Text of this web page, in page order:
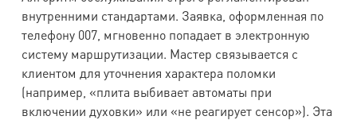
внутренними стандартами. Заявка, оформленная по
телефону 007, мгновенно попадает в электронную
систему маршрутизации. Мастер связывается с
клиентом для уточнения характера поломки
(например, «плита выбивает автоматы при
включении духовки» или «не реагирует сенсор»). Эта